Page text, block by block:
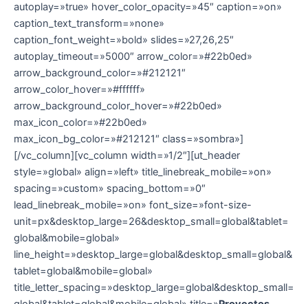
autoplay=»true» hover_color_opacity=»45″ caption=»on»
caption_text_transform=»none»
caption_font_weight=»bold» slides=»27,26,25″
autoplay_timeout=»5000″ arrow_color=»#22b0ed»
arrow_background_color=»#212121″
arrow_color_hover=»#ffffff»
arrow_background_color_hover=»#22b0ed»
max_icon_color=»#22b0ed»
max_icon_bg_color=»#212121″ class=»sombra»]
[/vc_column][vc_column width=»1/2″][ut_header
style=»global» align=»left» title_linebreak_mobile=»on»
spacing=»custom» spacing_bottom=»0″
lead_linebreak_mobile=»on» font_size=»font-size-
unit=px&desktop_large=26&desktop_small=global&tablet=
global&mobile=global»
line_height=»desktop_large=global&desktop_small=global&
tablet=global&mobile=global»
title_letter_spacing=»desktop_large=global&desktop_small=